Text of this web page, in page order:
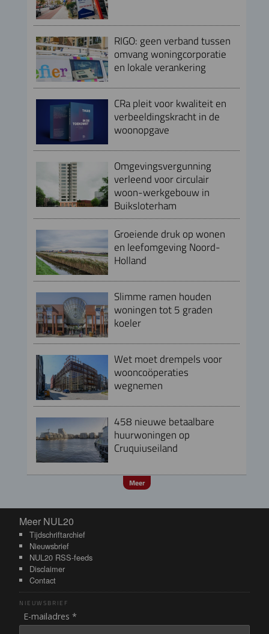
RIGO: geen verband tussen
omvang woningcorporatie
en lokale verankering
CRa pleit voor kwaliteit en
verbeeldingskracht in de
woonopgave
Omgevingsvergunning
verleend voor circulair
woon-werkgebouw in
Buiksloterham
Groeiende druk op wonen
en leefomgeving Noord-
Holland
Slimme ramen houden
woningen tot 5 graden
koeler
Wet moet drempels voor
wooncoöperaties
wegnemen
458 nieuwe betaalbare
huurwoningen op
Cruquiuseiland
Meer
Meer NUL20
Meer NUL20
Tijdschriftarchief
Nieuwsbrief
NUL20 RSS-feeds
Disclaimer
Contact
NIEUWSBRIEF
E-mailadres *